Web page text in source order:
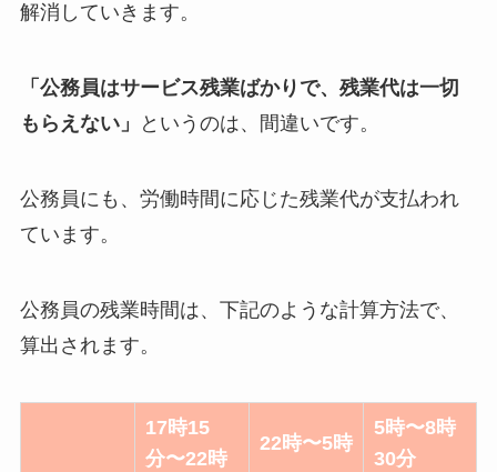
解消していきます。
「公務員はサービス残業ばかりで、残業代は一切
もらえない」
というのは、間違いです。
公務員にも、労働時間に応じた残業代が支払われ
ています。
公務員の残業時間は、下記のような計算方法で、
算出されます。
17時15
分〜22時
22時〜5時
5時〜8時
30分